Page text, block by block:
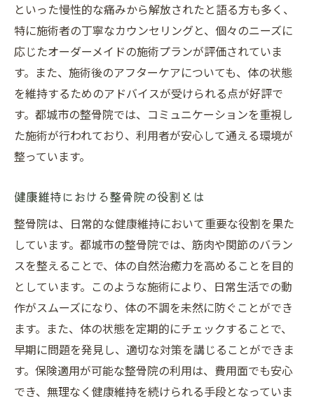
都城市の整骨院利用者のリアルな声
地域住民が選ぶ整骨院の特徴
奏でる整骨院
といった慢性的な痛みから解放されたと語る方も多く、
特に施術者の丁寧なカウンセリングと、個々のニーズに
応じたオーダーメイドの施術プランが評価されていま
す。また、施術後のアフターケアについても、体の状態
を維持するためのアドバイスが受けられる点が好評で
す。都城市の整骨院では、コミュニケーションを重視し
た施術が行われており、利用者が安心して通える環境が
整っています。
健康維持における整骨院の役割とは
整骨院は、日常的な健康維持において重要な役割を果た
しています。都城市の整骨院では、筋肉や関節のバラン
スを整えることで、体の自然治癒力を高めることを目的
としています。このような施術により、日常生活での動
作がスムーズになり、体の不調を未然に防ぐことができ
ます。また、体の状態を定期的にチェックすることで、
早期に問題を発見し、適切な対策を講じることができま
す。保険適用が可能な整骨院の利用は、費用面でも安心
でき、無理なく健康維持を続けられる手段となっていま